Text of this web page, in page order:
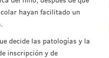
hayan facilitado un
decide las patologías y la
inscripción y de